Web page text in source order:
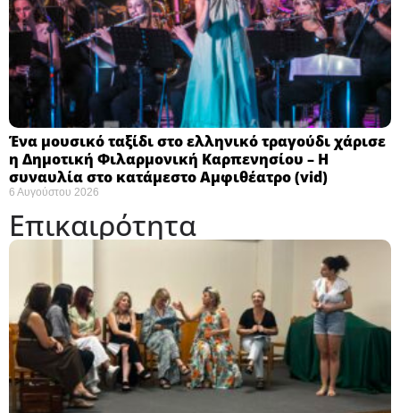
Ένα μουσικό ταξίδι στο ελληνικό τραγούδι χάρισε
η Δημοτική Φιλαρμονική Καρπενησίου – Η
συναυλία στο κατάμεστο Αμφιθέατρο (vid)
6 Αυγούστου 2026
Επικαιρότητα